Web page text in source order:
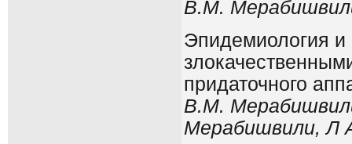
В.М.
Эпидемиология
придаточного
В.М.
Мерабишвили, Л